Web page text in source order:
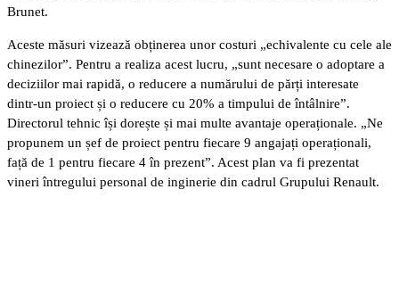
Brunet.
Aceste măsuri vizează obținerea unor costuri „echivalente cu cele ale
chinezilor”. Pentru a realiza acest lucru, „sunt necesare o adoptare a
deciziilor mai rapidă, o reducere a numărului de părți interesate
dintr-un proiect și o reducere cu 20% a timpului de întâlnire”.
Directorul tehnic își dorește și mai multe avantaje operaționale. „Ne
propunem un șef de proiect pentru fiecare 9 angajați operaționali,
față de 1 pentru fiecare 4 în prezent”. Acest plan va fi prezentat
vineri întregului personal de inginerie din cadrul Grupului Renault.